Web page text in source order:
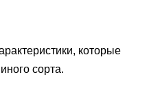
которые
сорта.